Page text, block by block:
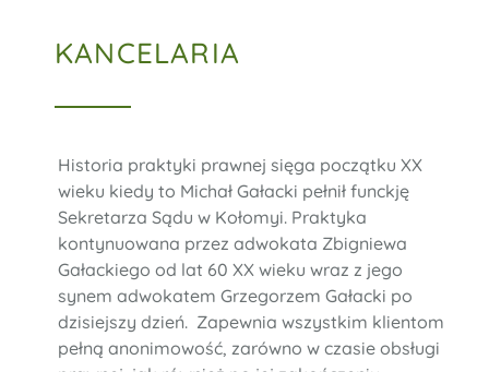
KANCELARIA
Historia praktyki prawnej sięga początku XX
wieku kiedy to Michał Gałacki pełnił funckję
Sekretarza Sądu w Kołomyi. Praktyka
kontynuowana przez adwokata Zbigniewa
Gałackiego od lat 60 XX wieku wraz z jego
synem adwokatem Grzegorzem Gałacki po
dzisiejszy dzień. Zapewnia wszystkim klientom
pełną anonimowość, zarówno w czasie obsługi